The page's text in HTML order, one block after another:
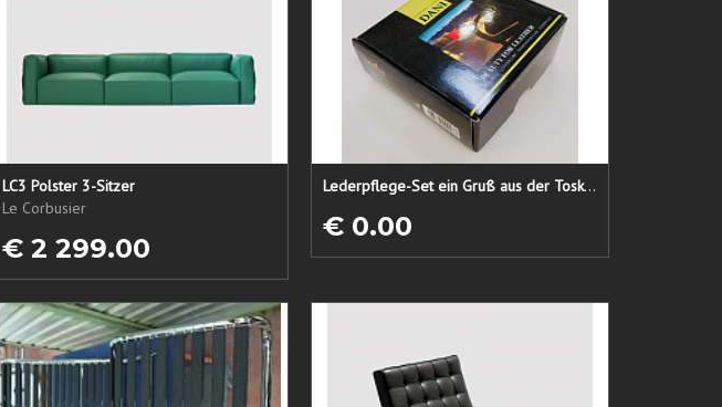
LC3 Polster 3-Sitzer
Le Corbusier
€ 2 299.00
Lederpflege-Set ein Gruß aus der Toskana...
€ 0.00